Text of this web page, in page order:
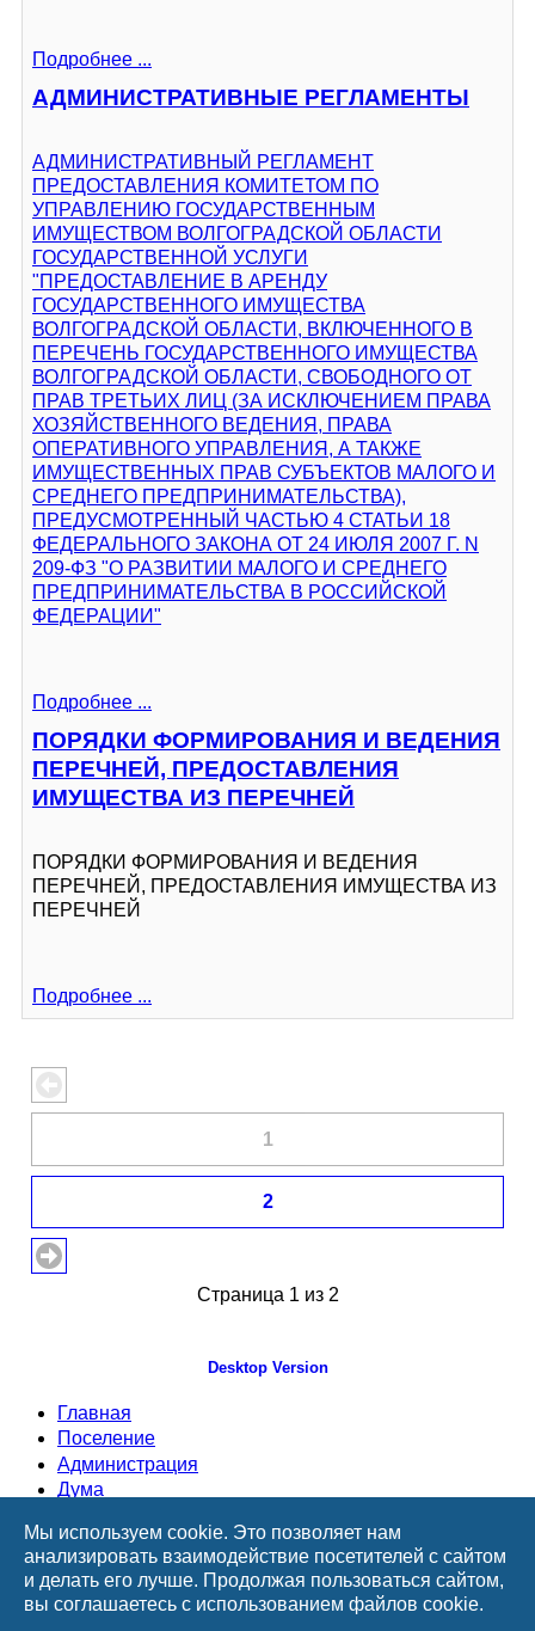
Подробнее ...
АДМИНИСТРАТИВНЫЕ РЕГЛАМЕНТЫ
АДМИНИСТРАТИВНЫЙ РЕГЛАМЕНТ
ПРЕДОСТАВЛЕНИЯ КОМИТЕТОМ ПО
УПРАВЛЕНИЮ ГОСУДАРСТВЕННЫМ
ИМУЩЕСТВОМ ВОЛГОГРАДСКОЙ ОБЛАСТИ
ГОСУДАРСТВЕННОЙ УСЛУГИ
"ПРЕДОСТАВЛЕНИЕ В АРЕНДУ
ГОСУДАРСТВЕННОГО ИМУЩЕСТВА
ВОЛГОГРАДСКОЙ ОБЛАСТИ, ВКЛЮЧЕННОГО В
ПЕРЕЧЕНЬ ГОСУДАРСТВЕННОГО ИМУЩЕСТВА
ВОЛГОГРАДСКОЙ ОБЛАСТИ, СВОБОДНОГО ОТ
ПРАВ ТРЕТЬИХ ЛИЦ (ЗА ИСКЛЮЧЕНИЕМ ПРАВА
ХОЗЯЙСТВЕННОГО ВЕДЕНИЯ, ПРАВА
ОПЕРАТИВНОГО УПРАВЛЕНИЯ, А ТАКЖЕ
ИМУЩЕСТВЕННЫХ ПРАВ СУБЪЕКТОВ МАЛОГО И
СРЕДНЕГО ПРЕДПРИНИМАТЕЛЬСТВА),
ПРЕДУСМОТРЕННЫЙ ЧАСТЬЮ 4 СТАТЬИ 18
ФЕДЕРАЛЬНОГО ЗАКОНА ОТ 24 ИЮЛЯ 2007 Г. N
209-ФЗ "О РАЗВИТИИ МАЛОГО И СРЕДНЕГО
ПРЕДПРИНИМАТЕЛЬСТВА В РОССИЙСКОЙ
ФЕДЕРАЦИИ"
Подробнее ...
ПОРЯДКИ ФОРМИРОВАНИЯ И ВЕДЕНИЯ
ПЕРЕЧНЕЙ, ПРЕДОСТАВЛЕНИЯ
ИМУЩЕСТВА ИЗ ПЕРЕЧНЕЙ
ПОРЯДКИ ФОРМИРОВАНИЯ И ВЕДЕНИЯ
ПЕРЕЧНЕЙ, ПРЕДОСТАВЛЕНИЯ ИМУЩЕСТВА ИЗ
ПЕРЕЧНЕЙ
Подробнее ...
1
2
Страница 1 из 2
Desktop Version
Главная
Поселение
Администрация
Дума
ТОСы
Информация
Приемная
ВУС
Мы используем cookie. Это позволяет нам
анализировать взаимодействие посетителей с сайтом
и делать его лучше. Продолжая пользоваться сайтом,
вы соглашаетесь с использованием файлов cookie.